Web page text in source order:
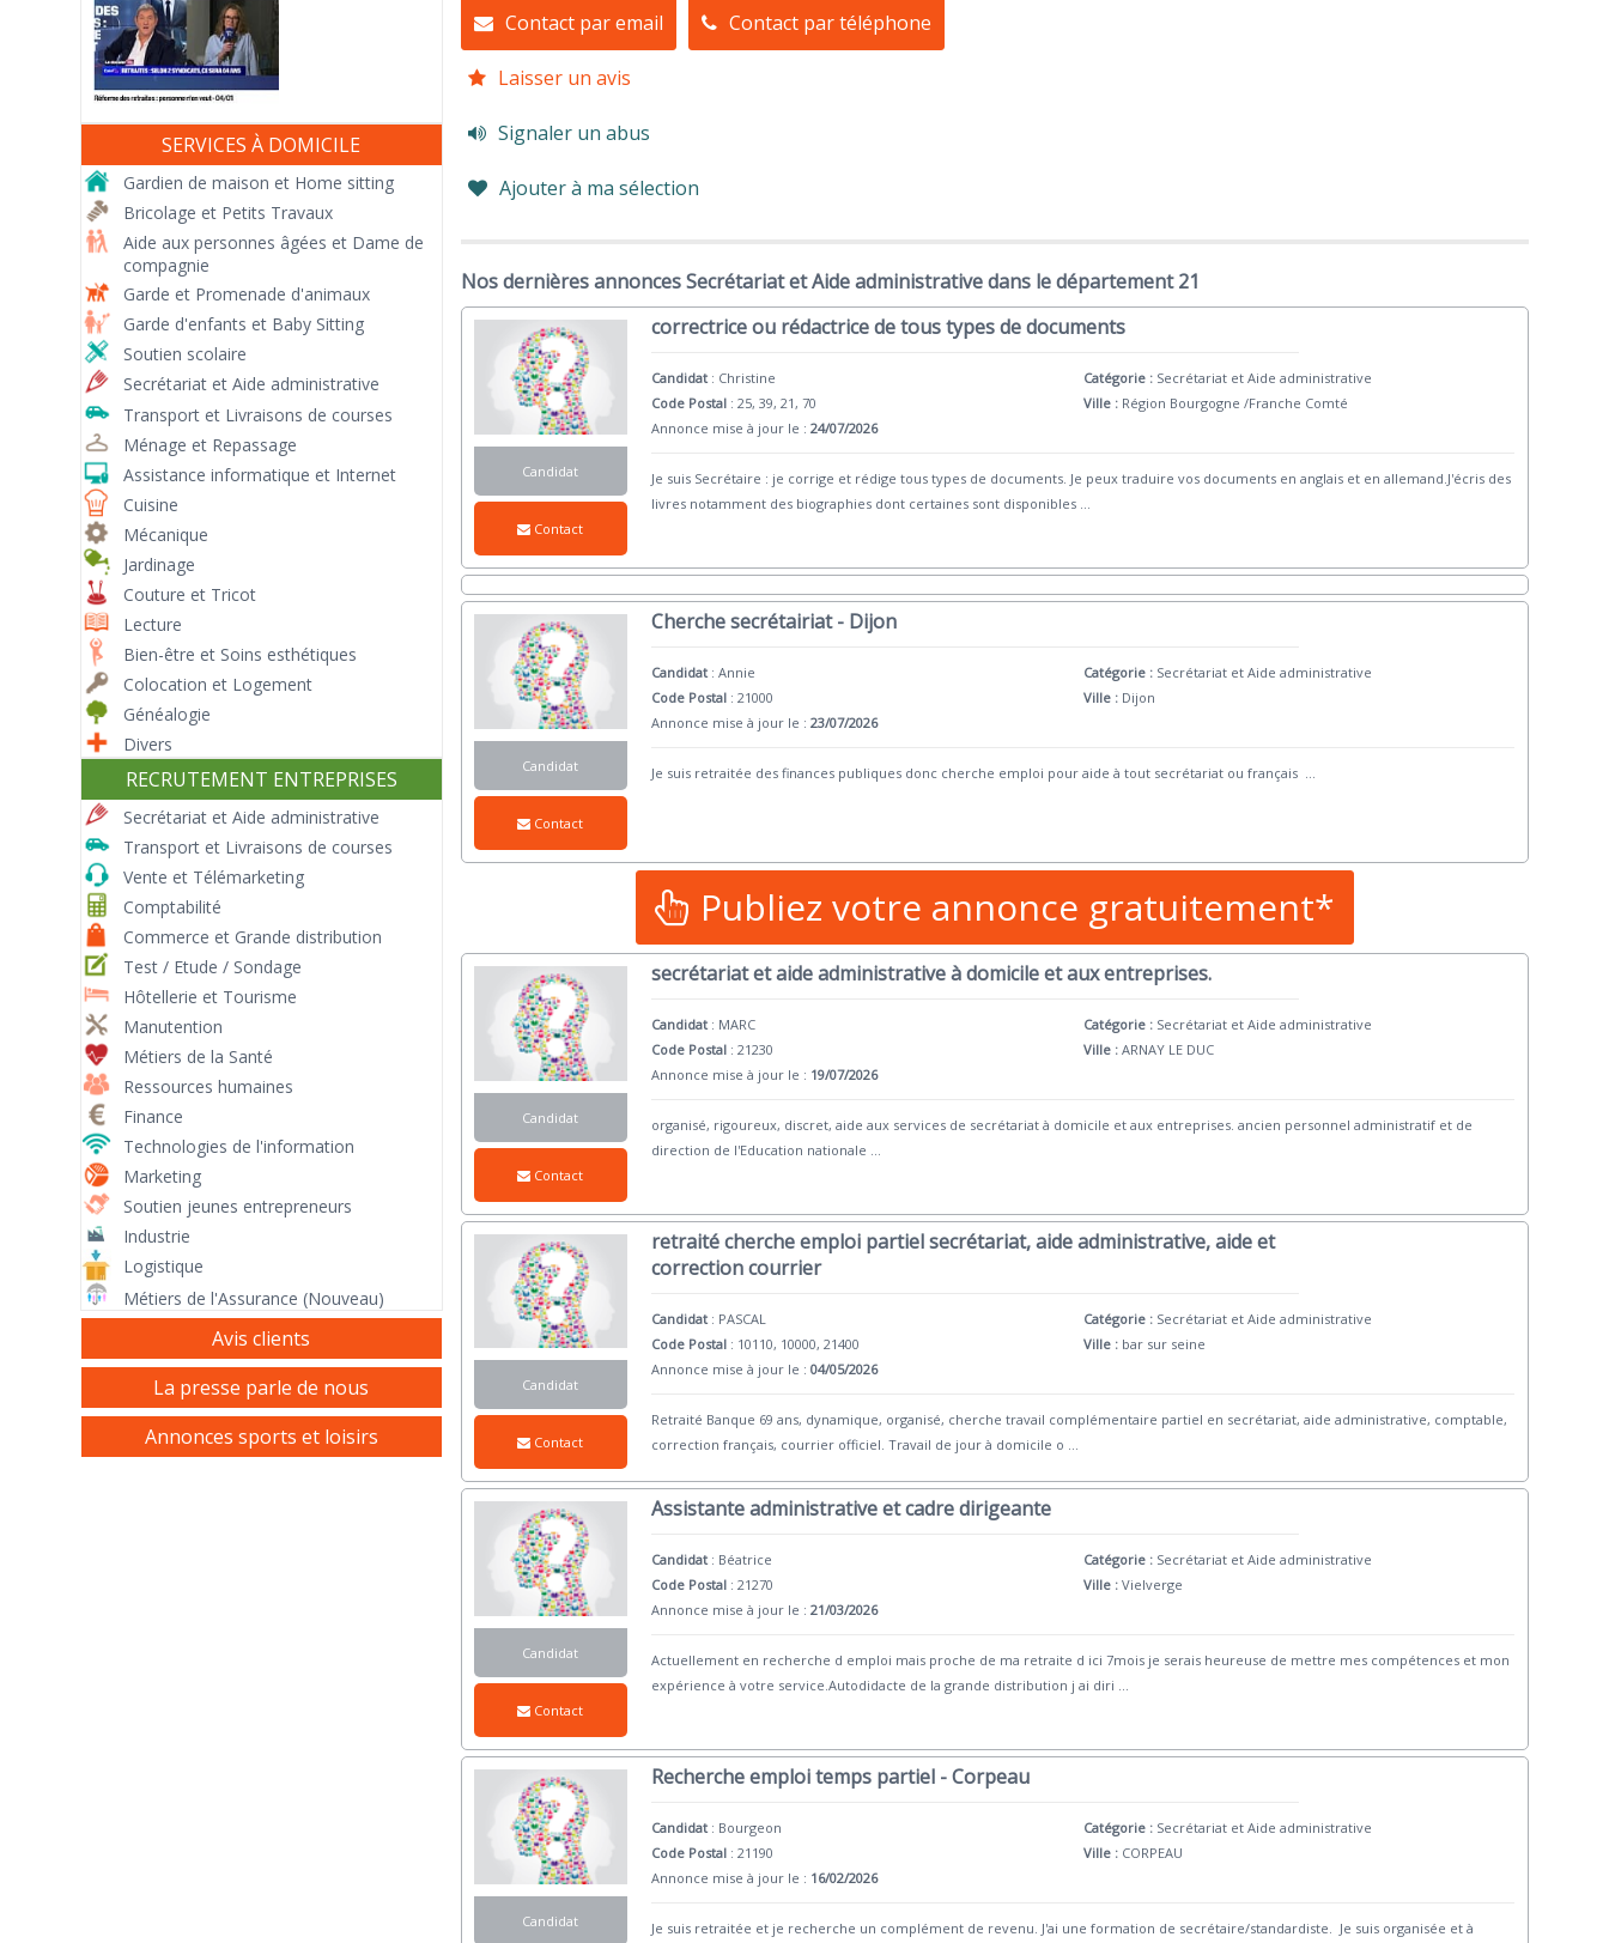
Contact par email Contact par téléphone
Laisser un avis
Signaler un abus
Ajouter à ma sélection
Nos dernières annonces Secrétariat et Aide administrative dans le département 21
Candidat
Contact
correctrice ou rédactrice de tous types de documents
Candidat : Christine
Code Postal : 25, 39, 21, 70
Annonce mise à jour le :24/07/2026
Catégorie : Secrétariat et Aide administrative
Ville : Région Bourgogne /Franche Comté
Je suis Secrétaire : je corrige et rédige tous types de documents. Je peux traduire vos documents en anglais et en allemand.J'écris des
livres notamment des biographies dont certaines sont disponibles ...
Candidat
Contact
Cherche secrétairiat - Dijon
Candidat :Annie
Code Postal : 21000
Annonce mise à jour le :23/07/2026
Catégorie : Secrétariat et Aide administrative
Ville : Dijon
Je suis retraitée des finances publiques donc cherche emploi pour aide à tout secrétariat ou français
Publiez votre annonce gratuitement*
Candidat
Contact
secrétariat et aide administrative à domicile et aux entreprises.
Candidat : MARC
Code Postal : 21230
Annonce mise à jour le : 19/07/2026
Catégorie : Secrétariat et Aide administrative
Ville : ARNAY LE DUC
organisé, rigoureux, discret, aide aux services de secrétariat à domicile et aux entreprises. ancien personnel administratif et de
direction de l'Education nationale
Candidat
Contact
retraité cherche emploi partiel secrétariat, aide administrative, aide et
correction courrier
Candidat : PASCAL
Code Postal : 10110, 10000, 21400
Annonce mise à jour le :04/05/2026
Catégorie : Secrétariat et Aide administrative
Ville : bar sur seine
Retraité Banque 69 ans, dynamique, organisé, cherche travail complémentaire partiel en secrétariat, aide administrative, comptable,
correction français, courrier officiel. Travail de jour à domicile o
Candidat
Contact
Assistante administrative et cadre dirigeante
Candidat : Béatrice
Code Postal : 21270
Annonce mise à jour le :21/03/2026
Catégorie : Secrétariat et Aide administrative
Ville : Vielverge
Actuellement en recherche d emploi mais proche de ma retraite d ici 7mois je serais heureuse de mettre mes compétences et mon
expérience à votre service.Autodidacte de la grande distribution j ai diri ...
Candidat
Recherche emploi temps partiel - Corpeau
Candidat : Bourgeon
Code Postal : 21190
Annonce mise à jour le : 16/02/2026
Catégorie : Secrétariat et Aide administrative
Ville : CORPEAU
Je suis retraitée et je recherche un complément de revenu. J'ai une formation de secrétaire/standardiste. Je suis organisée et à
SERVICES À DOMICILE
Gardien de maison et Home sitting
Bricolage et Petits Travaux
Aide aux personnes âgées et Dame de
compagnie
Garde et Promenade d'animaux
Garde d'enfants et Baby Sitting
Soutien scolaire
Secrétariat et Aide administrative
Transport et Livraisons de courses
Ménage et Repassage
Assistance informatique et Internet
Cuisine
Mécanique
Jardinage
Couture et Tricot
Lecture
Bien-être et Soins esthétiques
Colocation et Logement
Généalogie
Divers
RECRUTEMENT ENTREPRISES
Secrétariat et Aide administrative
Transport et Livraisons de courses
Vente et Télémarketing
Comptabilité
Commerce et Grande distribution
Test / Etude / Sondage
Hôtellerie et Tourisme
Manutention
Métiers de la Santé
Ressources humaines
Finance
Technologies de l'information
Marketing
Soutien jeunes entrepreneurs
Industrie
Logistique
Métiers de l'Assurance (Nouveau)
Avis clients
La presse parle de nous
Annonces sports et loisirs